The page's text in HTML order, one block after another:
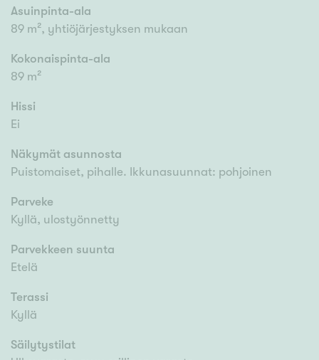
Asuinpinta-ala
89 m², yhtiöjärjestyksen mukaan
Kokonaispinta-ala
89 m²
Hissi
Ei
Näkymät asunnosta
Puistomaiset, pihalle. Ikkunasuunnat: pohjoinen
Parveke
Kyllä, ulostyönnetty
Parvekkeen suunta
Etelä
Terassi
Kyllä
Säilytystilat